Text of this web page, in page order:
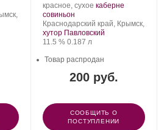
Производитель:
Olymp
Winery.
красное, сухое .
винограда:
каберне
совиньон.
Регион:
Краснодарский край, Крымск,
хутор Павловский
Крепость
11.5 %. Объем
0.187 л
200 руб.
Товар распродан
СООБЩИТЬ О
ПОСТУПЛЕНИИ